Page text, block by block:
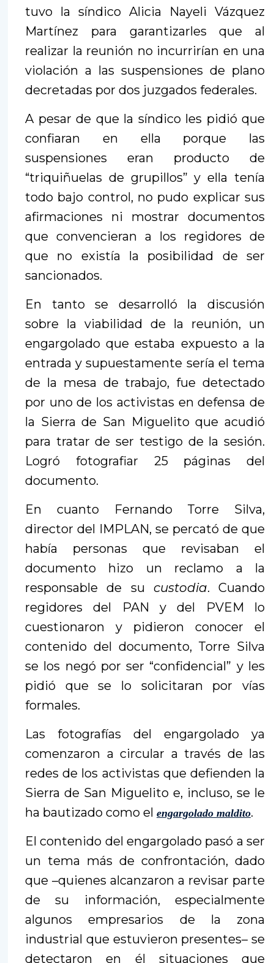
tuvo la síndico Alicia Nayeli Vázquez
Martínez para garantizarles que al
realizar la reunión no incurrirían en una
violación a las suspensiones de plano
decretadas por dos juzgados federales.
A pesar de que la síndico les pidió que
confiaran en ella porque las
suspensiones eran producto de
“triquiñuelas de grupillos” y ella tenía
todo bajo control, no pudo explicar sus
afirmaciones ni mostrar documentos
que convencieran a los regidores de
que no existía la posibilidad de ser
sancionados.
En tanto se desarrolló la discusión
sobre la viabilidad de la reunión, un
engargolado que estaba expuesto a la
entrada y supuestamente sería el tema
de la mesa de trabajo, fue detectado
por uno de los activistas en defensa de
la Sierra de San Miguelito que acudió
para tratar de ser testigo de la sesión.
Logró fotografiar 25 páginas del
documento.
En cuanto Fernando Torre Silva,
director del IMPLAN, se percató de que
había personas que revisaban el
documento hizo un reclamo a la
responsable de su custodia. Cuando
regidores del PAN y del PVEM lo
cuestionaron y pidieron conocer el
contenido del documento, Torre Silva
se los negó por ser “confidencial” y les
pidió que se lo solicitaran por vías
formales.
Las fotografías del engargolado ya
comenzaron a circular a través de las
redes de los activistas que defienden la
Sierra de San Miguelito e, incluso, se le
ha bautizado como el engargolado maldito.
El contenido del engargolado pasó a ser
un tema más de confrontación, dado
que –quienes alcanzaron a revisar parte
de su información, especialmente
algunos empresarios de la zona
industrial que estuvieron presentes– se
detectaron en él situaciones que